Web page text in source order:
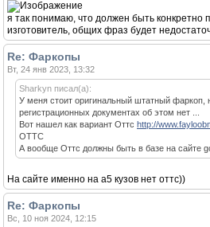
я так понимаю, что должен быть конкретно
изготовитель, общих фраз будет
Re: Фаркопы
Вт, 24 янв 2023, 13:32
Sharkyn писал(а):
У меня стоит оригинальный штатный фаркоп,
регистрационных документах об этом нет ...
Вот нашел как вариант Оттс http://
ОТТС
А вообще Оттс должны быть в базе на сайте
На сайте именно на а5 кузов нет оттс))
Re: Фаркопы
Вс, 10 ноя 2024, 12:15